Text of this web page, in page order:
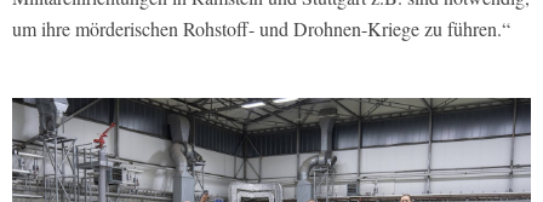
um ihre mörderischen Rohstoff- und Drohnen-Kriege zu führen.“